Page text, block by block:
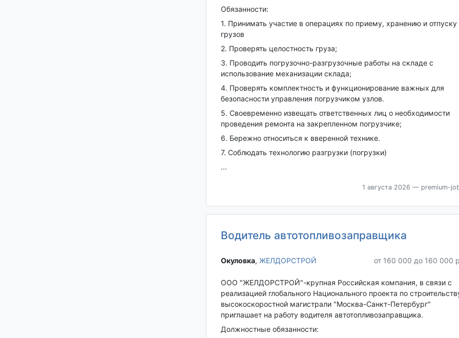
Обязанности:
1. Принимать участие в операциях по приему, хранению и отпуску
грузов
2. Проверять целостность груза;
3. Проводить погрузочно-разгрузочные работы на складе с
использование механизации склада;
4. Проверять комплектность и функционирование важных для
безопасности управления погрузчиком узлов.
5. Своевременно извещать ответственных лиц о необходимости
проведения ремонта на закрепленном погрузчике;
6. Бережно относиться к вверенной технике.
7. Соблюдать технологию разгрузки (погрузки)
...
1 августа 2026 — premium-
Водитель автотопливозаправщика
Окуловка‎, ЖЕЛДОРСТРОЙ от 160 000 до 160 000
ООО "ЖЕЛДОРСТРОЙ"-крупная Российская компания, в связи с
реализацией глобального Национального проекта по
высокоскоростной магистрали "Москва-Санкт-Петербург"
приглашает на работу водителя автотопливозаправщика.
Должностные обязанности: